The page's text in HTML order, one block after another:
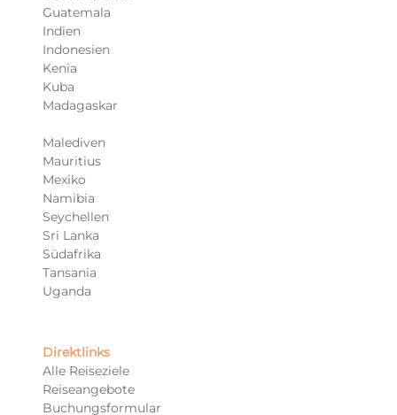
Guatemala
Indien
Indonesien
Kenia
Kuba
Madagaskar
Malediven
Mauritius
Mexiko
Namibia
Seychellen
Sri Lanka
Südafrika
Tansania
Uganda
Direktlinks
Alle Reiseziele
Reiseangebote
Buchungsformular